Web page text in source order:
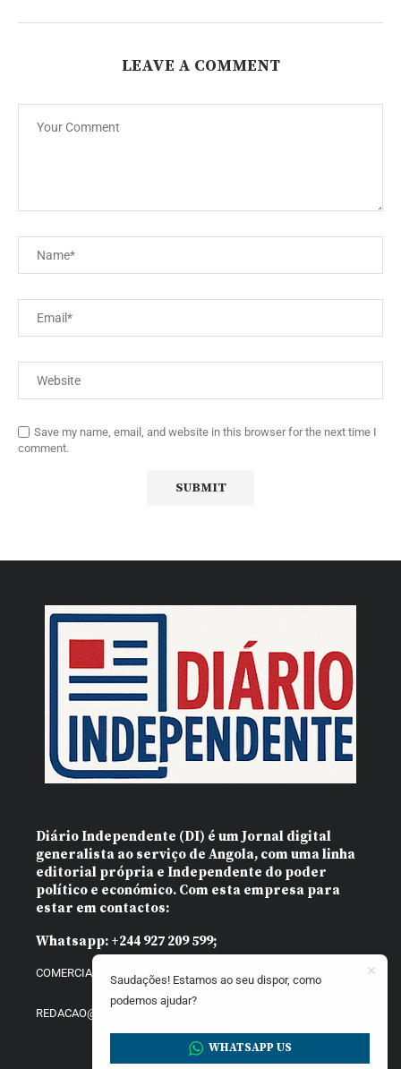
LEAVE A COMMENT
Save my name, email, and website in this browser for the next time I
comment.
Diário Independente (DI) é um Jornal digital
generalista ao serviço de Angola, com uma linha
editorial própria e Independente do poder
político e económico. Com esta empresa para
estar em contactos:
Whatsapp: +244 927 209 599;
COMERCIAL@DIARIOINDEPENDENTE.INFO
REDACAO@DIARIOINDEPENDENTE.INFO
Saudações! Estamos ao seu dispor, como
podemos ajudar?
WHATSAPP US